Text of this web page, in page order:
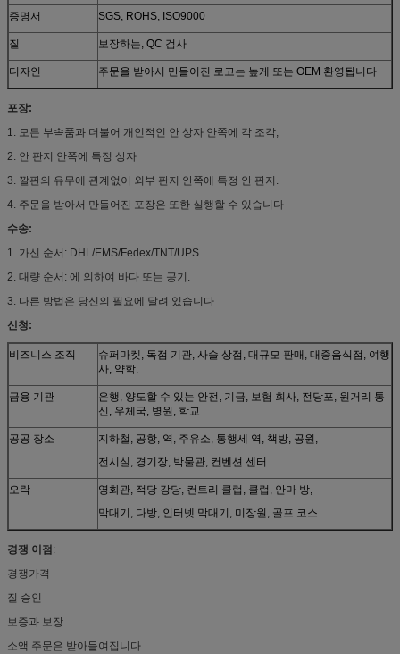
증명서 SGS, ROHS, ISO9000
질 보장하는, QC 검사
디자인 주문을 받아서 만들어진 로고는 높게 또는 OEM 환영됩니다
포장:
1. 모든 부속품과 더불어 개인적인 안 상자 안쪽에 각 조각,
2. 안 판지 안쪽에 특정 상자
3. 깔판의 유무에 관계없이 외부 판지 안쪽에 특정 안 판지.
4. 주문을 받아서 만들어진 포장은 또한 실행할 수 있습니다
수송:
1. 가신 순서: DHL/EMS/Fedex/TNT/UPS
2. 대량 순서: 에 의하여 바다 또는 공기.
3. 다른 방법은 당신의 필요에 달려 있습니다
신청:
비즈니스 조직
슈퍼마켓, 독점 기관, 사슬 상점, 대규모 판매, 대중음식점, 여행
사, 약학.
금융 기관
은행, 양도할 수 있는 안전, 기금, 보험 회사, 전당포, 원거리 통
신, 우체국, 병원, 학교
공공 장소
지하철, 공항, 역, 주유소, 통행세 역, 책방, 공원,
전시실, 경기장, 박물관, 컨벤션 센터
오락
영화관, 적당 강당, 컨트리 클럽, 클럽, 안마 방,
막대기, 다방, 인터넷 막대기, 미장원, 골프 코스
경쟁 이점:
경쟁가격
질 승인
보증과 보장
소액 주문은 받아들여집니다